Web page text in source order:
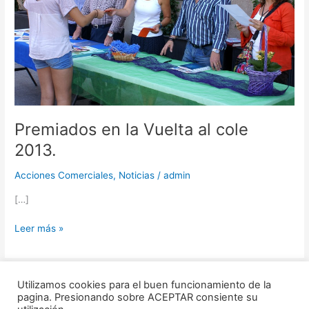
Premiados en la Vuelta al cole
2013.
Acciones Comerciales, Noticias /admin
[…]
cole
2013.
Leer más »
Utilizamos cookies para el buen funcionamiento de la
pagina. Presionando sobre ACEPTAR consiente su